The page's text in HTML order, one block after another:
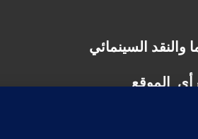
والنقد السينمائي
رأي الموقع
إلا بعد الحصول على تصريح